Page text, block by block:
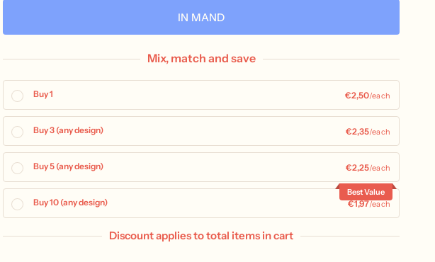
IN MAND
Mix, match and save
Buy 1 €2,50/each
Buy 3 (any design) €2,35/each
Buy 5 (any design) €2,25/each
Buy 10 (any design)
Best Value
€1,97/each
Discount applies to total items in cart